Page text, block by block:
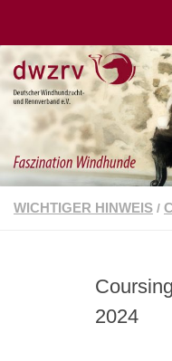
WICHTIGER HINWEIS /
2024